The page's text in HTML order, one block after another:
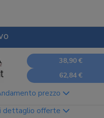
38,90 €
62,84 €
prezzo
dettaglio offerte